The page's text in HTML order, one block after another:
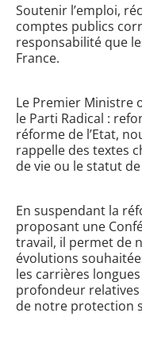
Soutenir l’emploi,
comptes publics
responsabilité que
France.
Le Premier Ministre
le Parti Radical :
réforme de l’Etat,
rappelle des textes
de vie ou le statut de
En suspendant la
proposant une
travail, il permet de
évolutions
les carrières
profondeur
de notre protection